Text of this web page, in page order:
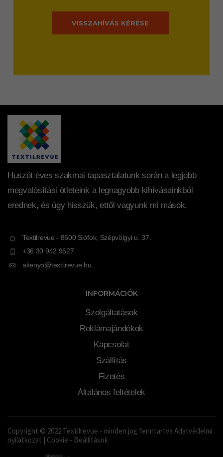
VISSZAHÍVÁS KÉRÉSE
Huszöt éves szakmai tapasztalatunk során a legjobb
megvalósítási ötleteink a legnagyobb kihívásainkból
erednek, és úgy hisszük, ettől vagyunk mi mások.
Textilrevue - 8600 Siófok, Szépvölgyi u. 37.
+36 30 942 9627
akenyo@textilrevue.hu
INFORMÁCIÓK
Szolgáltatások
Reklámajándékok
Kapcsolat
Szállítás
Fizetés
Általános feltételek
Copyright © 2022 Textilrevue - minden jog fenntartva Adatvédelmi
nyilatkozat | Cookie - Beállítások